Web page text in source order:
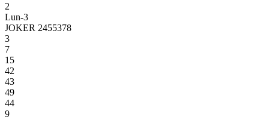
2
Lun-3
JOKER 2455378
3
7
15
42
43
49
44
9